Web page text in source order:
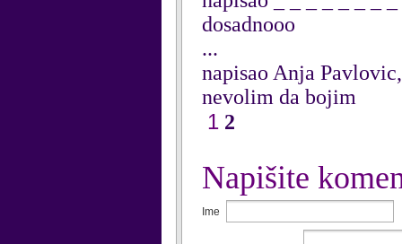
dosadnooo
...
napisao Anja
nevolim da bojim
1 2
Napišite
Ime